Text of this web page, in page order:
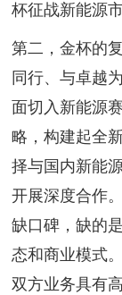
杯征战新能源
第二，金杯的
同行、与卓越
面切入新能源
略，构建起全
择与国内新能
开展深度合作
缺口碑，缺的
态和商业模式
双方业务具有